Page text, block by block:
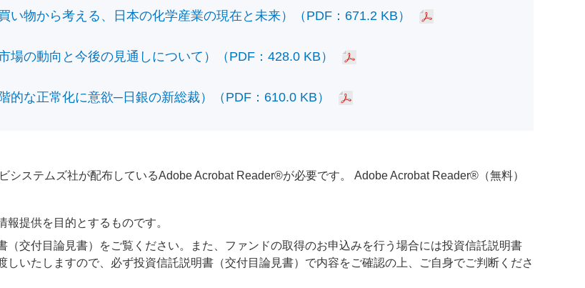
い物から考える、日本の化学産業の現在と未来）（PDF：671.2 KB）
場の動向と今後の見通しについて）（PDF：428.0 KB）
的な正常化に意欲─日銀の新総裁）（PDF：610.0 KB）
システムズ社が配布しているAdobe Acrobat Reader®が必要です。 Adobe Acrobat Reader®（無料）
提供を目的とするものです。
交付目論見書）をご覧ください。また、ファンドの取得のお申込みを行う場合には投資信託説明書
しいたしますので、必ず投資信託説明書（交付目論見書）で内容をご確認の上、ご自身でご判断くださ